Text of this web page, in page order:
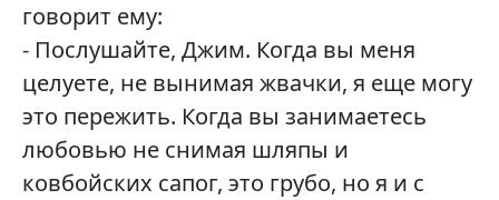
говорит ему:
- Послушайте, Джим. Когда вы меня
целуете, не вынимая жвачки, я еще могу
это пережить. Когда вы занимаетесь
любовью не снимая шляпы и
ковбойских сапог, это грубо, но я и с